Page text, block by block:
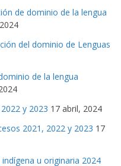
de dominio de la lengua
del dominio de Lenguas
de la lengua
y 2023 17 abril, 2024
2021, 2022 y 2023 17
u originaria 2024